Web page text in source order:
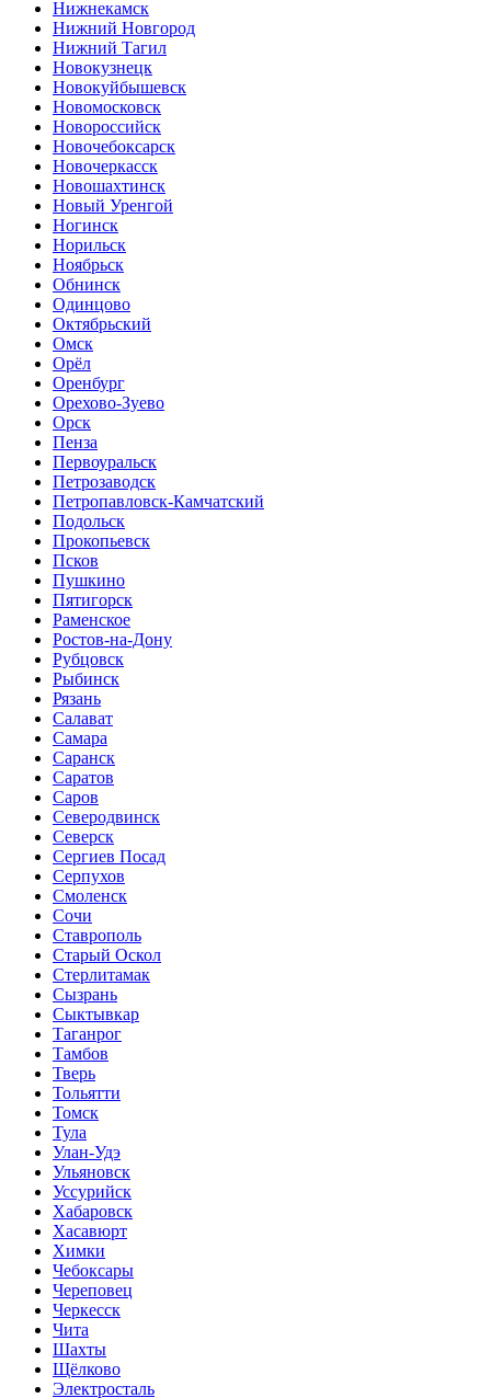
Нижнекамск
Нижний Новгород
Нижний Тагил
Новокузнецк
Новокуйбышевск
Новомосковск
Новороссийск
Новочебоксарск
Новочеркасск
Новошахтинск
Новый Уренгой
Ногинск
Норильск
Ноябрьск
Обнинск
Одинцово
Октябрьский
Омск
Орёл
Оренбург
Орехово-Зуево
Орск
Пенза
Первоуральск
Петрозаводск
Петропавловск-Камчатский
Подольск
Прокопьевск
Псков
Пушкино
Пятигорск
Раменское
Ростов-на-Дону
Рубцовск
Рыбинск
Рязань
Салават
Самара
Саранск
Саратов
Саров
Северодвинск
Северск
Сергиев Посад
Серпухов
Смоленск
Сочи
Ставрополь
Старый Оскол
Стерлитамак
Сызрань
Сыктывкар
Таганрог
Тамбов
Тверь
Тольятти
Томск
Тула
Улан-Удэ
Ульяновск
Уссурийск
Хабаровск
Хасавюрт
Химки
Чебоксары
Череповец
Черкесск
Чита
Шахты
Щёлково
Электросталь